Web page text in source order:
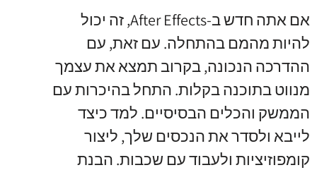
אם אתה חדש ב-After Effects, זה יכול
להיות מהמם בהתחלה. עם זאת, עם
ההדרכה הנכונה, בקרוב תמצא את עצמך
מנווט בתוכנה בקלות. התחל בהיכרות עם
הממשק והכלים הבסיסיים. למד כיצד
לייבא ולסדר את הנכסים שלך, ליצור
קומפוזיציות ולעבוד עם שכבות. הבנת